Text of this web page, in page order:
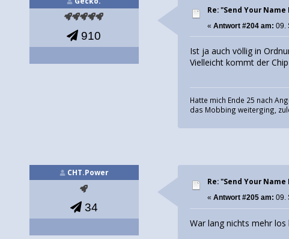
910
Re: "Send Your
«Antwort #204 am: 09.
Ist ja auch völlig in
Vielleicht kommt der
Hatte mich Ende 25 nach
das Mobbing weiterging,
CHT.Power
34
Re: "Send Your
«Antwort #205 am: 09.
War lang nichts mehr